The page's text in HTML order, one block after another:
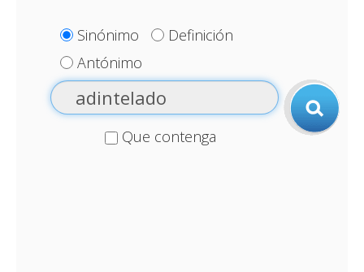
Sinónimo
Definición
Antónimo
Que contenga